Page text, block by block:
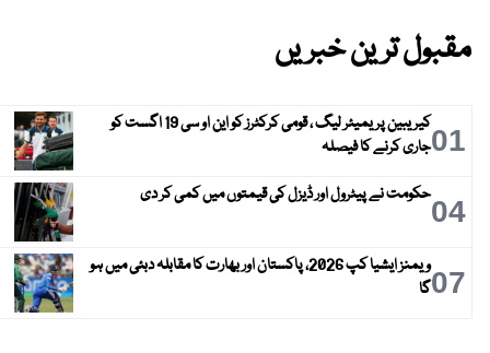
مقبول ترین خبریں
01
کیریبین پریمیئر لیگ ، قومی کرکٹرز کو این او سی 19 اگست کو
جاری کرنے کا فیصلہ
04حکومت نے پیٹرول اور ڈیزل کی قیمتوں میں کمی کر دی
07
ویمنز ایشیا کپ 2026، پاکستان اور بھارت کا مقابلہ دبئی میں ہو
گا